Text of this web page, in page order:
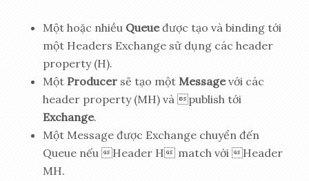
Một hoặc nhiều Queueđược tạo và binding tới
một Headers Exchange sử dụng các header
property (H).
MộtProducer sẽ tạo mộtMessagevới các
header property (MH) và publish tới
Exchange.
Một Message được Exchange chuyển đến
Queue nếu Header H match với Header
MH.